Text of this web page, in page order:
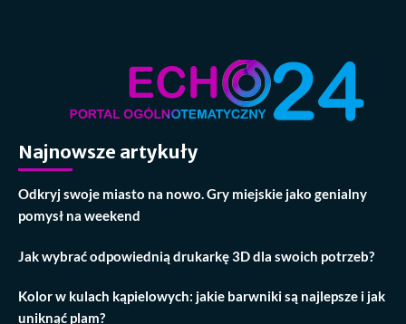
Najnowsze artykuły
Odkryj swoje miasto na nowo. Gry miejskie jako genialny
pomysł na weekend
Jak wybrać odpowiednią drukarkę 3D dla swoich potrzeb?
Kolor w kulach kąpielowych: jakie barwniki są najlepsze i jak
uniknąć plam?